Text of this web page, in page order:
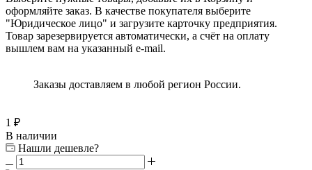
оформляйте заказ. В качестве покупателя выберите
"Юридическое лицо" и загрузите карточку предприятия.
Товар зарезервируется автоматически, а счёт на оплату
вышлем вам на указанный e-mail.
Заказы доставляем в любой регион России.
1 ₽
В наличии
Нашли дешевле?